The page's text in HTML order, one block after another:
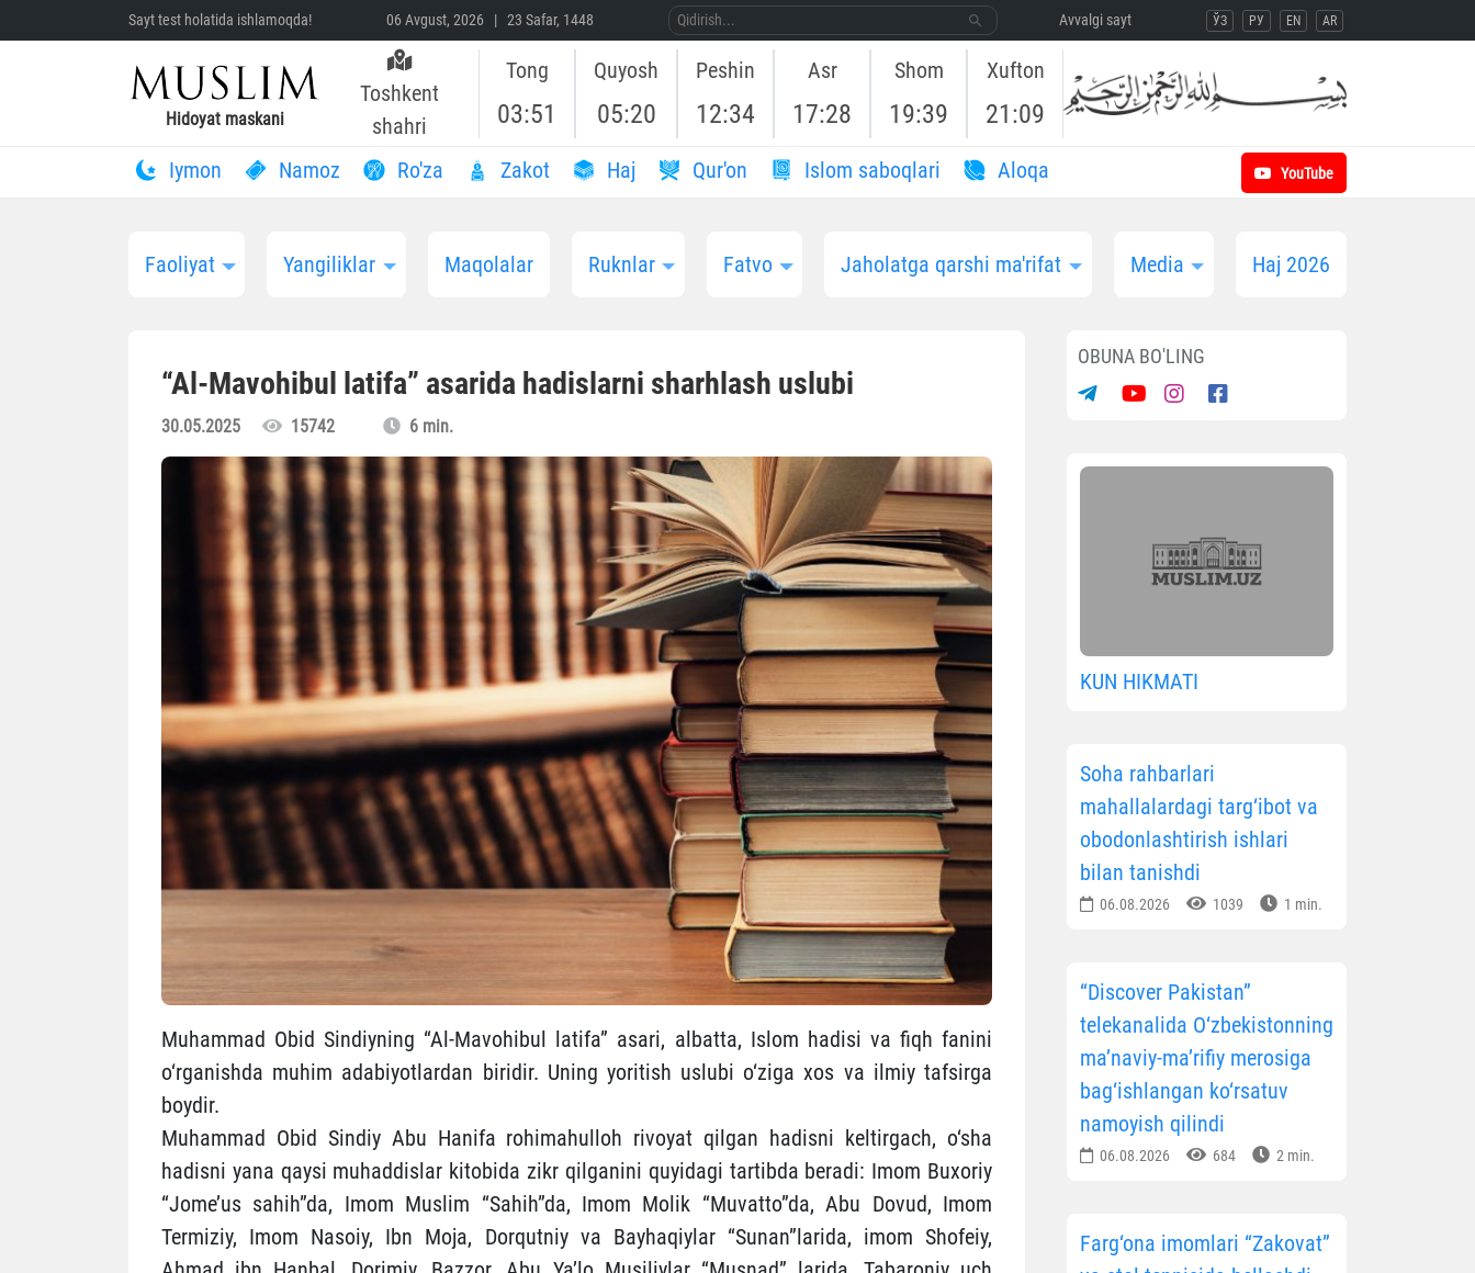
Sayt test holatida ishlamoqda! 06 Avgust, 2026 | 23 Safar, 1448 Avvalgi sayt ЎЗ РУ EN AR
Hidoyat maskani
Toshkent
shahri
Tong
03:51
Quyosh
05:20
Peshin
12:34
Asr
17:28
Shom
19:39
Xufton
21:09
Iymon Namoz Ro'za Zakot Haj Qur'on Islom saboqlari Aloqa YouTube
Faoliyat Yangiliklar Maqolalar Ruknlar Fatvo Jaholatga qarshi ma'rifat Media Haj 2026
“Al-Mavohibul latifa” asarida hadislarni sharhlash uslubi
30.05.2025 15742 6 min.
Muhammad Obid Sindiyning “Al-Mavohibul latifa” asari, albatta, Islom hadisi va fiqh fanini
o‘rganishda muhim adabiyotlardan biridir. Uning yoritish uslubi o‘ziga xos va ilmiy tafsirga
boydir.
Muhammad Obid Sindiy Abu Hanifa rohimahulloh rivoyat qilgan hadisni keltirgach, o‘sha
hadisni yana qaysi muhaddislar kitobida zikr qilganini quyidagi tartibda beradi: Imom Buxoriy
“Jome’us sahih”da, Imom Muslim “Sahih”da, Imom Molik “Muvatto”da, Abu Dovud, Imom
Termiziy, Imom Nasoiy, Ibn Moja, Dorqutniy va Bayhaqiylar “Sunan”larida, imom Shofeiy,
OBUNA BO'LING
KUN HIKMATI
Soha rahbarlari
mahallalardagi targ‘ibot va
obodonlashtirish ishlari
bilan tanishdi
06.08.2026 1039 1 min.
“Discover Pakistan”
telekanalida O‘zbekistonning
ma’naviy-ma’rifiy merosiga
bag‘ishlangan ko‘rsatuv
namoyish qilindi
06.08.2026 684 2 min.
Farg‘ona imomlari “Zakovat”